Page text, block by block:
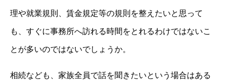
理や就業規則、賃金規定等の規則を整えたいと思って
も、すぐに事務所へ訪れる時間をとれるわけではないこ
とが多いのではないでしょうか。
相続なども、家族全員で話を聞きたいという場合はある